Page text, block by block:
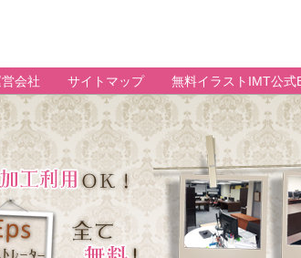
会社 サイトマップ 無料イラストIMT公式